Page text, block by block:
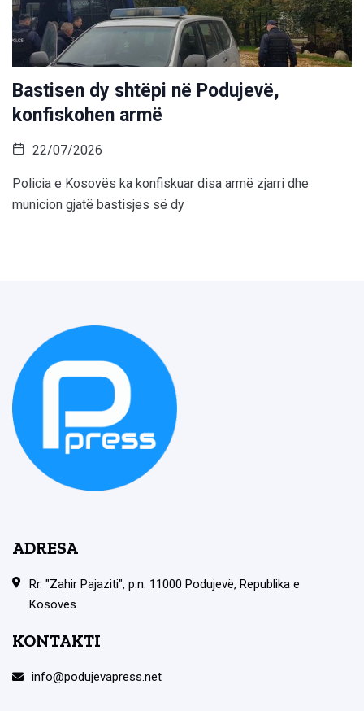
Bastisen dy shtëpi në Podujevë,
konfiskohen armë
22/07/2026
Policia e Kosovës ka konfiskuar disa armë zjarri dhe
municion gjatë bastisjes së dy
ADRESA
Rr. "Zahir Pajaziti", p.n. 11000 Podujevë, Republika e
Kosovës.
KONTAKTI
info@podujevapress.net